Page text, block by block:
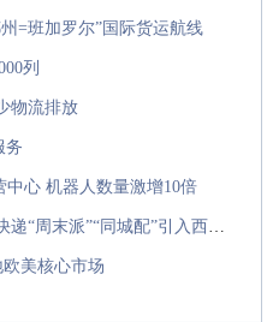
=班加罗尔”国际货运航线
列
物流排放
务
心 机器人数量激增10倍
打造全球快递样板间 菜鸟国际快递“周末派”“同城配”引入西班牙
美核心市场